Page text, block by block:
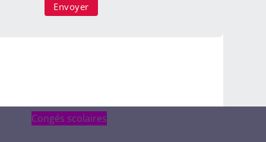
Congés scolaires